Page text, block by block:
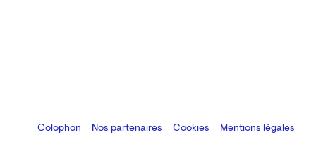
Colophon
Design:Marcel Kaczmarek, code:8080.studio
Nos partenaires Cookies Mentions légales